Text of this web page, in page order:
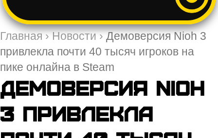
Главная›Новости›Демоверсия Nioh 3
привлекла почти 40 тысяч игроков на
пике онлайна в Steam
Демоверсия Nioh
3 привлекла